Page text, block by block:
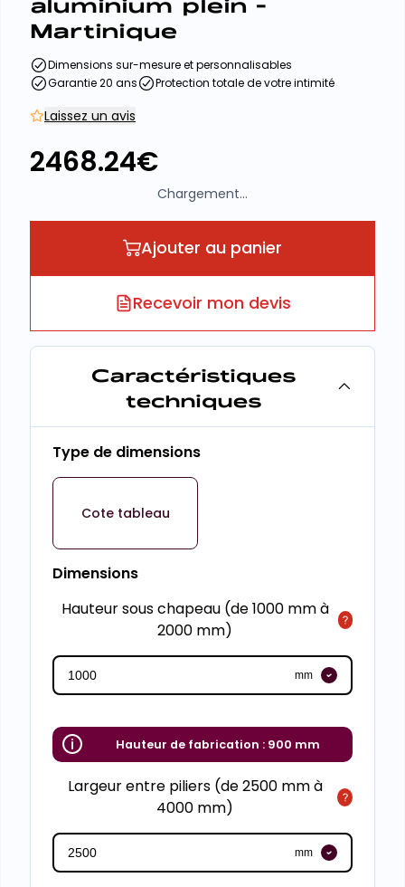
Martinique
Dimensions sur-mesure et personnalisables
Garantie 20 ans
Protection totale de votre intimité
Laissez un avis
2468.24€
Chargement...
Ajouter au panier
Recevoir mon devis
Caractéristiques
techniques
Type de dimensions
Cote tableau
Dimensions
Hauteur sous chapeau (de 1000 mm à
2000 mm)
mm
Hauteur de fabrication : 900 mm
Largeur entre piliers (de 2500 mm à
4000 mm)
mm